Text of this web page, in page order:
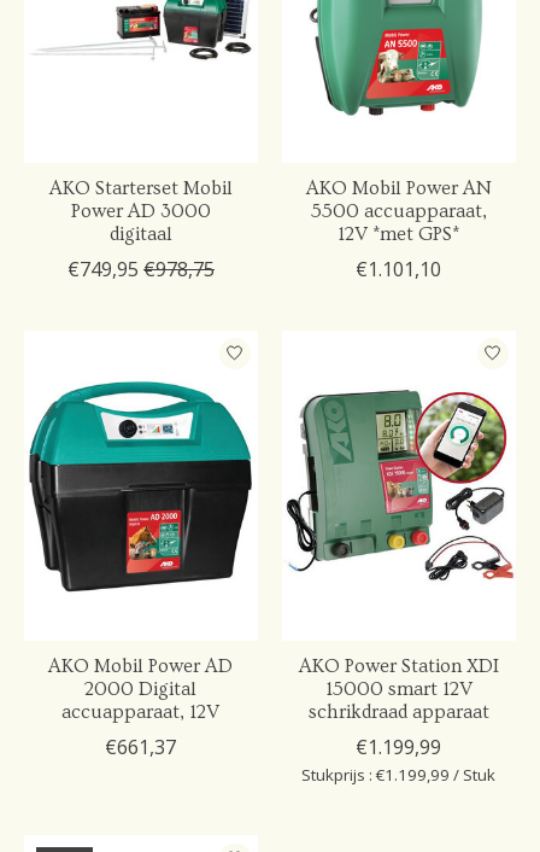
AKO Starterset Mobil
Power AD 3000
digitaal
€749,95 €978,75
AKO Mobil Power AN
5500 accuapparaat,
12V *met GPS*
€1.101,10
AKO Mobil Power AD
2000 Digital
accuapparaat, 12V
€661,37
AKO Power Station XDI
15000 smart 12V
schrikdraad apparaat
€1.199,99
Stukprijs : €1.199,99 / Stuk